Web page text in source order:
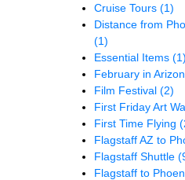
Cruise Tours (1)
Distance from
(1)
Essential Items (1)
February in
Film Festival (2)
First Friday Art
First Time Flying
Flagstaff AZ to
Flagstaff Shuttle
Flagstaff to